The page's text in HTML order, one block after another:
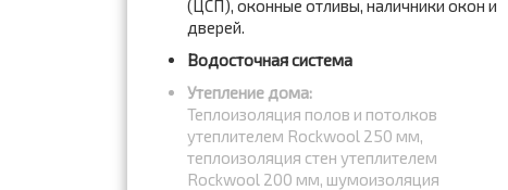
(ЦСП), оконные отливы, наличники окон и
дверей.
Водосточная система
Утепление дома:
Теплоизоляция полов и потолков
утеплителем Rockwool 250 мм,
теплоизоляция стен утеплителем
Rockwool 200 мм, шумоизоляция